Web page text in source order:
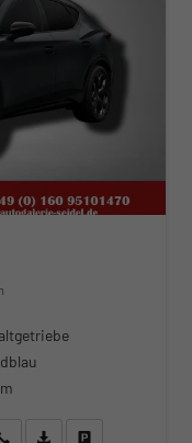
anfragen
Wir rufen Sie anFahrzeugexposé (PDF)